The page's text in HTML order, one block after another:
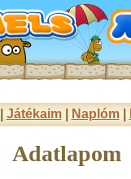
Játékaim| Naplóm|
Adatlapom